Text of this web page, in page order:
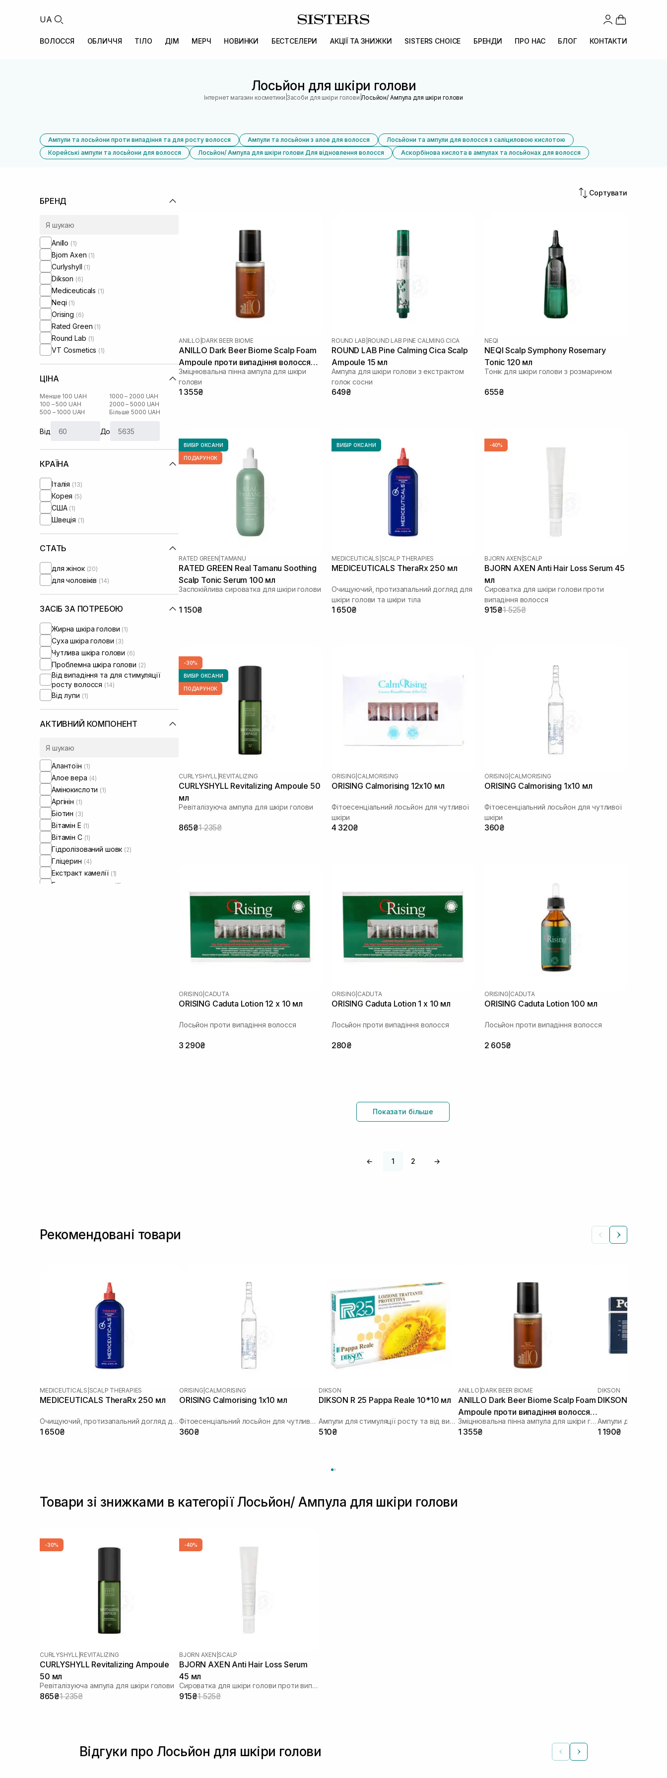
UA
ВОЛОССЯ ОБЛИЧЧЯ ТІЛО ДІМ МЕРЧ НОВИНКИ БЕСТСЕЛЕРИ АКЦІЇ ТА ЗНИЖКИ SISTERS CHOICE БРЕНДИ ПРО НАС БЛОГ КОНТАКТИ
Лосьйон для шкіри голови
Інтернет магазин косметики |Засоби для шкіри голови Лосьйон/ Ампула для шкіри голови
Ампули та лосьйони проти випадіння та для росту волосся Ампули та лосьйони з алое для волосся
Лосьйони та ампули для волосся з саліциловою кислотою
Корейські ампули та лосьйони для волосся
Лосьйон/ Ампула для шкіри голови Для відновлення волосся Аскорбінова кислота в ампулах та лосьйонах для волосся
БРЕНД
Anillo (1)
Bjorn Axen (1)
Curlyshyll (1)
Dikson (6)
Mediceuticals (1)
Neqi (1)
Orising (6)
Rated Green (1)
Round Lab (1)
VT Cosmetics (1)
ЦІНА
Менше 100 UAH
100 – 500 UAH
500 – 1000 UAH
1000 – 2000 UAH
2000 – 5000 UAH
Більше 5000 UAH
Від До
КРАЇНА
Італія (13)
Корея (5)
США (1)
Швеція (1)
СТАТЬ
для жінок (20)
для чоловіків (14)
ЗАСІБ ЗА ПОТРЕБОЮ
Жирна шкіра голови (1)
Суха шкіра голови (3)
Чутлива шкіра голови (6)
Проблемна шкіра голови (2)
Від випадіння та для стимуляції
росту волосся (14)
Від лупи (1)
АКТИВНИЙ КОМПОНЕНТ
Алантоїн (1)
Алое вера (4)
Амінокислоти (1)
Аргінін (1)
Біотин (3)
Вітамін Е (1)
Вітамін C (1)
Гідролізований шовк (2)
Гліцерин (4)
Екстракт камелії (1)
Екстракт кропиви (7)
Сортувати
ANILLO DARK BEER BIOME
ANILLO Dark Beer Biome Scalp Foam
Ampoule проти випадіння волосся
95 мл
Зміцнювальна пінна ампула для шкіри
голови
1 355₴
ROUND LAB ROUND LAB PINE CALMING CICA
ROUND LAB Pine Calming Cica Scalp
Ampoule 15 мл
Ампула для шкіри голови з екстрактом
голок сосни
649₴
NEQI
NEQI Scalp Symphony Rosemary
Tonic 120 мл
Тонік для шкіри голови з розмарином
655₴
ВИБІР ОКСАНИ
ПОДАРУНОК
RATED GREEN TAMANU
RATED GREEN Real Tamanu Soothing
Scalp Tonic Serum 100 мл
Заспокійлива сироватка для шкіри голови
1 150₴
ВИБІР ОКСАНИ
MEDICEUTICALS SCALP THERAPIES
MEDICEUTICALS TheraRx 250 мл
Очищуючий, протизапальний догляд для
шкіри голови та шкіри тіла
1 650₴
-40%
BJORN AXEN SCALP
BJORN AXEN Anti Hair Loss Serum 45
мл
Сироватка для шкіри голови проти
випадіння волосся
915₴1 525₴
-30%
ВИБІР ОКСАНИ
ПОДАРУНОК
CURLYSHYLL REVITALIZING
CURLYSHYLL Revitalizing Ampoule 50
мл
Ревіталізуюча ампула для шкіри голови
865₴1 235₴
ORISING CALMORISING
ORISING Calmorising 12х10 мл
Фітоесенціальний лосьйон для чутливої
шкіри
4 320₴
ORISING CALMORISING
ORISING Calmorising 1х10 мл
Фітоесенціальний лосьйон для чутливої
шкіри
360₴
ORISING CADUTA
ORISING Caduta Lotion 12 х 10 мл
Лосьйон проти випадіння волосся
3 290₴
ORISING CADUTA
ORISING Caduta Lotion 1 х 10 мл
Лосьйон проти випадіння волосся
280₴
ORISING CADUTA
ORISING Caduta Lotion 100 мл
Лосьйон проти випадіння волосся
2 605₴
Показати більше
← 1 2 →
Рекомендовані товари
MEDICEUTICALS SCALP THERAPIES
MEDICEUTICALS TheraRx 250 мл
Очищуючий, протизапальний догляд для шкіри голови та шкіри тіла
1 650₴
ORISING CALMORISING
ORISING Calmorising 1х10 мл
Фітоесенціальний лосьйон для чутливої шкіри
360₴
DIKSON
DIKSON R 25 Pappa Reale 10*10 мл
Ампули для стимуляції росту та від випадіння волосся
510₴
ANILLO DARK BEER BIOME
ANILLO Dark Beer Biome Scalp Foam
Ampoule проти випадіння волосся
95 мл
Зміцнювальна пінна ампула для шкіри голови
1 355₴
DIKSON
DIKSON Polipant
1 190₴
Товари зі знижками в категорії Лосьйон/ Ампула для шкіри голови
-30%
CURLYSHYLL REVITALIZING
CURLYSHYLL Revitalizing Ampoule
50 мл
Ревіталізуюча ампула для шкіри голови
865₴1 235₴
-40%
BJORN AXEN SCALP
BJORN AXEN Anti Hair Loss Serum
45 мл
Сироватка для шкіри голови проти випадіння волосся
915₴1 525₴
Відгуки про Лосьйон для шкіри голови